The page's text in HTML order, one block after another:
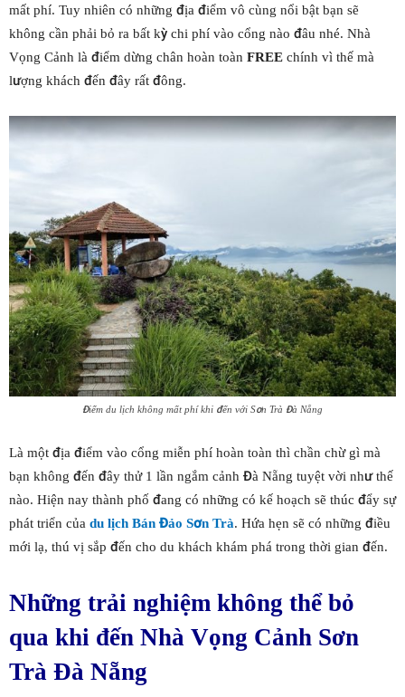
mất phí. Tuy nhiên có những địa điểm vô cùng nổi bật bạn sẽ
không cần phải bỏ ra bất kỳ chi phí vào cổng nào đâu nhé. Nhà
Vọng Cảnh là điểm dừng chân hoàn toàn FREE chính vì thế mà
lượng khách đến đây rất đông.
Điểm du lịch không mất phí khi đến với Sơn Trà Đà Nẵng
Là một địa điểm vào cổng miễn phí hoàn toàn thì chần chừ gì mà
bạn không đến đây thử 1 lần ngắm cảnh Đà Nẵng tuyệt vời như thế
nào. Hiện nay thành phố đang có những có kế hoạch sẽ thúc đẩy sự
phát triển của du lịch Bán Đảo Sơn Trà. Hứa hẹn sẽ có những điều
mới lạ, thú vị sắp đến cho du khách khám phá trong thời gian đến.
Những trải nghiệm không thể bỏ
qua khi đến Nhà Vọng Cảnh Sơn
Trà Đà Nẵng